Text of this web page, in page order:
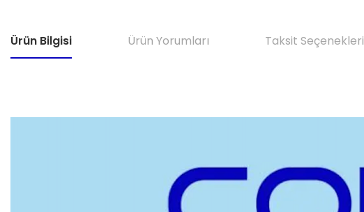
Ürün Bilgisi Ürün Yorumları Taksit Seçenekleri